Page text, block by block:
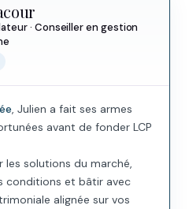
· Conseiller en gestion
, Julien a fait ses armes
avant de fonder LCP
les solutions du marché,
conditions et bâtir avec
alignée sur vos